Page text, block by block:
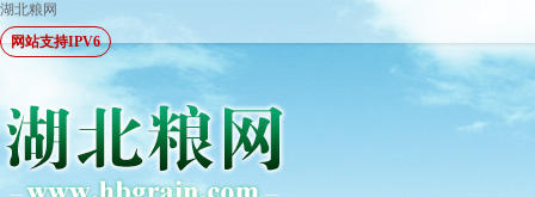
湖北粮网
网站支持IPV6